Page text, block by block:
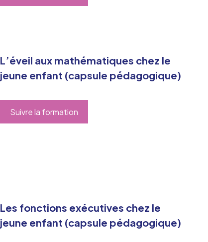
L’éveil aux mathématiques chez le
jeune enfant (capsule pédagogique)
Suivre la formation
Les fonctions exécutives chez le
jeune enfant (capsule pédagogique)